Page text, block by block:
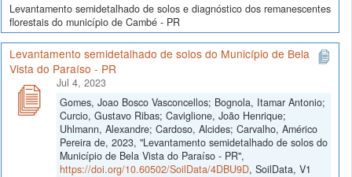
Levantamento semidetalhado de solos e diagnóstico dos remanescentes
florestais do município de Cambé - PR
Levantamento semidetalhado de solos do Município de Bela
Vista do Paraíso - PR
Jul 4, 2023
Gomes, Joao Bosco Vasconcellos; Bognola, Itamar Antonio;
Curcio, Gustavo Ribas; Caviglione, João Henrique;
Uhlmann, Alexandre; Cardoso, Alcides; Carvalho, Américo
Pereira de, 2023, "Levantamento semidetalhado de solos do
Município de Bela Vista do Paraíso - PR",
https://doi.org/10.60502/SoilData/4DBU9D, SoilData, V1